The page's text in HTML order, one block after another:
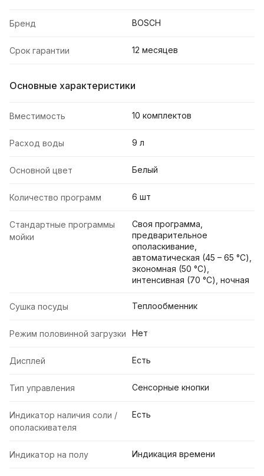
Бренд BOSCH
Срок гарантии 12 месяцев
Основные характеристики
Вместимость 10 комплектов
Расход воды 9 л
Основной цвет Белый
Количество программ 6 шт
Стандартные программы
мойки
Своя программа,
предварительное
ополаскивание,
автоматическая (45 – 65 °C),
экономная (50 °C),
интенсивная (70 °C), ночная
Сушка посуды Теплообменник
Режим половинной загрузки Нет
Дисплей Есть
Тип управления Cенсорные кнопки
Индикатор наличия соли /
ополаскивателя
Есть
Индикатор на полу Индикация времени